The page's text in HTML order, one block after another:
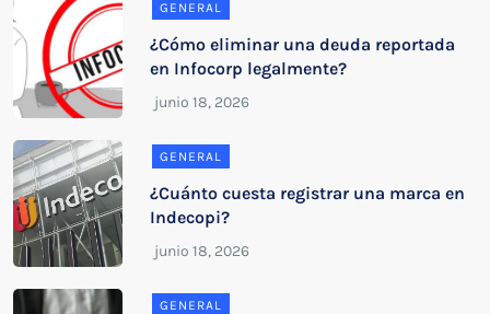
GENERAL
¿Cómo eliminar una deuda reportada
en Infocorp legalmente?
GENERAL
¿Cuánto cuesta registrar una marca en
Indecopi?
GENERAL